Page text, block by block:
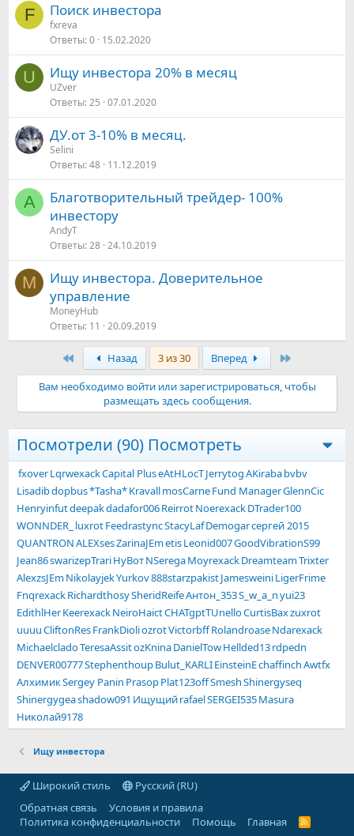
F Поиск инвестора
fxreva
Ответы 0 15.02.2020
U Ищу инвестора 20% в месяц
UZver
Ответы 25 07.01.2020
ДУ.от 3-10% в месяц.
Selini
Ответы 48 11.12.2019
A
Благотворительный трейдер- 100%
инвестору
AndyT
Ответы 28 24.10.2019
M
Ищу инвестора. Доверительное
управление
MoneyHub
Ответы 11 20.09.2019
ПервыйНазад 3 из 30 Вперед
Вам необходимо войти или зарегистрироваться, чтобы
размещать здесь сообщения.
Посмотрели (90) Посмотреть
fxoverLqrwexackCapital PluseAtHLocTJerrytogAKirababvbv
Lisadibdopbus*Tasha*KravallmosCarneFund ManagerGlennCic
Henryinfutdeepakdadafor006ReirrotNoerexackDTrader100
WONNDER_ luxrotFeedrastyncStacyLafDemogarсергей 2015
QUANTRONALEXsesZarinaJEmetisLeonid007GoodVibrationS99
Jean86swarizepTrariНуВотNSeregaMoуrexackDreamteamTrixter
AlexzsJEmNikolayjekYurkov888starzpakistJamesweiniLigerFrime
FnqrexackRichardthosySheridReifeАнтон_353S_w_a_nyui23
EdithlHerKeerexackNeiroHaictCHATgptTUnelloCurtisBaxzuxrot
uuuuCliftonResFrankDioliozrotVictorbffRolandroaseNdarexack
MichaelcladoTeresaAssitozKninaDanielTowHellded13rdpedn
DENVER00777StephenthoupBulut_KARLIEinsteinEchaffinchAwtfx
АлхимикSergey Panin PrasopPlat123offSmeshShinergyseq
Shinergygeashadow091 ИщущийrafaelSERGEI535Masura
Николай9178
Ищу инвестора
Широкий стиль
Русский (RU)
Обратная связь
Условия и правила
Политика конфиденциальности
Помощь Главная
R